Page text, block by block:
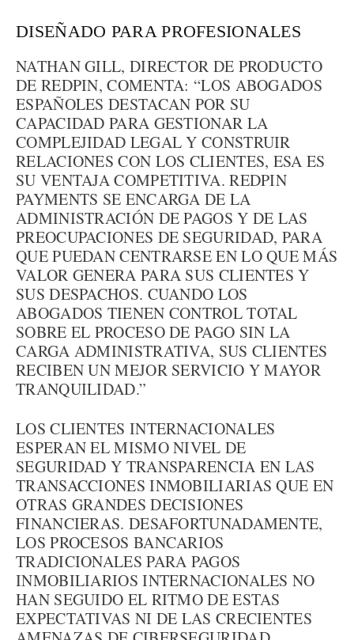
DISEÑADO PARA PROFESIONALES
NATHAN GILL, DIRECTOR DE PRODUCTO
DE REDPIN, COMENTA: “LOS ABOGADOS
ESPAÑOLES DESTACAN POR SU
CAPACIDAD PARA GESTIONAR LA
COMPLEJIDAD LEGAL Y CONSTRUIR
RELACIONES CON LOS CLIENTES, ESA ES
SU VENTAJA COMPETITIVA. REDPIN
PAYMENTS SE ENCARGA DE LA
ADMINISTRACIÓN DE PAGOS Y DE LAS
PREOCUPACIONES DE SEGURIDAD, PARA
QUE PUEDAN CENTRARSE EN LO QUE MÁS
VALOR GENERA PARA SUS CLIENTES Y
SUS DESPACHOS. CUANDO LOS
ABOGADOS TIENEN CONTROL TOTAL
SOBRE EL PROCESO DE PAGO SIN LA
CARGA ADMINISTRATIVA, SUS CLIENTES
RECIBEN UN MEJOR SERVICIO Y MAYOR
TRANQUILIDAD.”
LOS CLIENTES INTERNACIONALES
ESPERAN EL MISMO NIVEL DE
SEGURIDAD Y TRANSPARENCIA EN LAS
TRANSACCIONES INMOBILIARIAS QUE EN
OTRAS GRANDES DECISIONES
FINANCIERAS. DESAFORTUNADAMENTE,
LOS PROCESOS BANCARIOS
TRADICIONALES PARA PAGOS
INMOBILIARIOS INTERNACIONALES NO
HAN SEGUIDO EL RITMO DE ESTAS
EXPECTATIVAS NI DE LAS CRECIENTES